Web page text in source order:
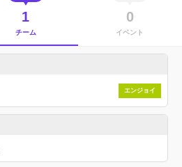
1
チーム
0
イベント
エンジョイ